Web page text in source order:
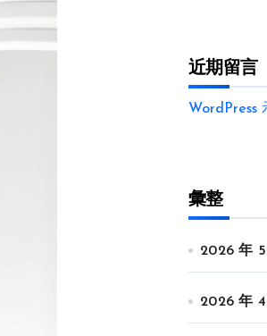
近期留言
WordPress
彙整
2026 年 5
2026 年 4